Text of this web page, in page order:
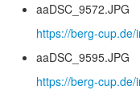
aaDSC_9572.JPG
https://berg-cup.de/
aaDSC_9595.JPG
https://berg-cup.de/